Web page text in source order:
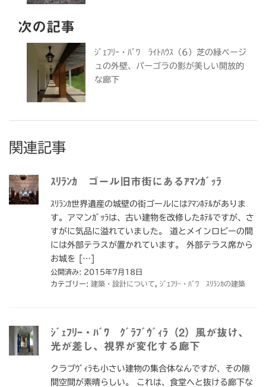
次の記事
ｼﾞｪﾌﾘｰ・ﾊﾞﾜ ﾗｲﾄﾊｳｽ（6）芝の緑ベージ
ュの外壁、パーゴラの影が美しい開放的
な廊下
関連記事
ｽﾘﾗﾝｶ ゴール旧市街にあるｱﾏﾝｶﾞｯﾗ
ｽﾘﾗﾝｶ世界遺産の城壁の街ゴールにはｱﾏﾝﾎﾃﾙがありま
す。アマンｶﾞｯﾗは、古い建物を改修したﾎﾃﾙですが、さ
すがに気品に溢れていました。 道とメインロビーの間
には外部テラスが置かれています。 外部テラス席から
お城を […]
公開済み: 2015年7月18日
カテゴリー: 建築・設計について ｼﾞｪﾌﾘｰ・ﾊﾞﾜ ｽﾘﾗﾝｶの建築
ｼﾞｪﾌﾘｰ・ﾊﾞﾜ ｸﾞﾗﾌﾞｳﾞｨﾗ（2）風が抜け、
光が差し、視界が変化する廊下
クラブｳﾞｨﾗも小さい建物の集合体なんですが、その隙
間空間が素晴らしい。 これは、食堂へと抜ける廊下な